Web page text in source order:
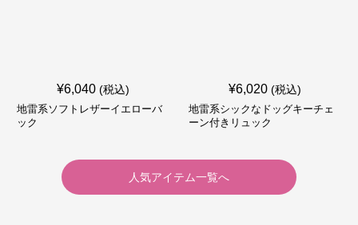
¥6,040 (税込)
地雷系ソフトレザーイエローバ
ック
¥6,020 (税込)
地雷系シックなドッグキーチェ
ーン付きリュック
人気アイテム一覧へ